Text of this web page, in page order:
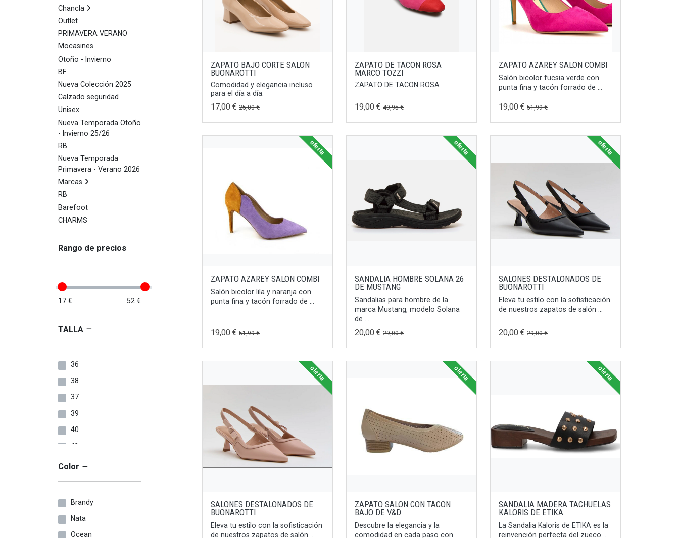
Chancla
Outlet
PRIMAVERA VERANO
Mocasines
Otoño - Invierno
BF
Nueva Colección 2025
Calzado seguridad
Unisex
Nueva Temporada Otoño
- Invierno 25/26
RB
Nueva Temporada
Primavera - Verano 2026
Marcas
RB
Barefoot
CHARMS
Rango de precios
17 € 52 €
TALLA
36
38
37
39
40
41
24
Color
Brandy
Nata
Ocean
ZAPATO BAJO CORTE SALON
BUONAROTTI
Comodidad y elegancia incluso
para el día a día.
17,00 €25,00 €
ZAPATO DE TACON ROSA
MARCO TOZZI
ZAPATO DE TACON ROSA
19,00 €49,95 €
ZAPATO AZAREY SALON COMBI
Salón bicolor fucsia verde con
punta fina y tacón forrado de ...
19,00 €51,99 €
ZAPATO AZAREY SALON COMBI
Salón bicolor lila y naranja con
punta fina y tacón forrado de ...
19,00 €51,99 €
oferta
SANDALIA HOMBRE SOLANA 26
DE MUSTANG
Sandalias para hombre de la
marca Mustang, modelo Solana
de ...
20,00 €29,00 €
oferta
SALONES DESTALONADOS DE
BUONAROTTI
Eleva tu estilo con la sofisticación
de nuestros zapatos de salón ...
20,00 €29,00 €
oferta
SALONES DESTALONADOS DE
BUONAROTTI
Eleva tu estilo con la sofisticación
de nuestros zapatos de salón ...
oferta
ZAPATO SALON CON TACON
BAJO DE V&D
Descubre la elegancia y la
comodidad en cada paso con
oferta
SANDALIA MADERA TACHUELAS
KALORIS DE ETIKA
La Sandalia Kaloris de ETIKA es la
reinvención perfecta del zueco ...
oferta